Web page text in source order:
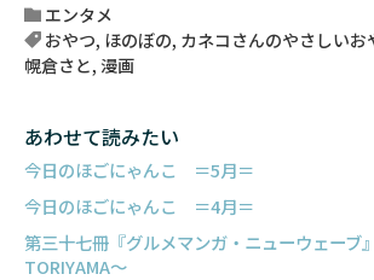
エンタメ
おやつ, ほのぼの, カネコさんのやさしいお
幌倉さと, 漫画
あわせて読みたい
今日のほごにゃんこ ＝5月＝
今日のほごにゃんこ ＝4月＝
第三十七冊『グルメマンガ・ニューウェー
TORIYAMA～